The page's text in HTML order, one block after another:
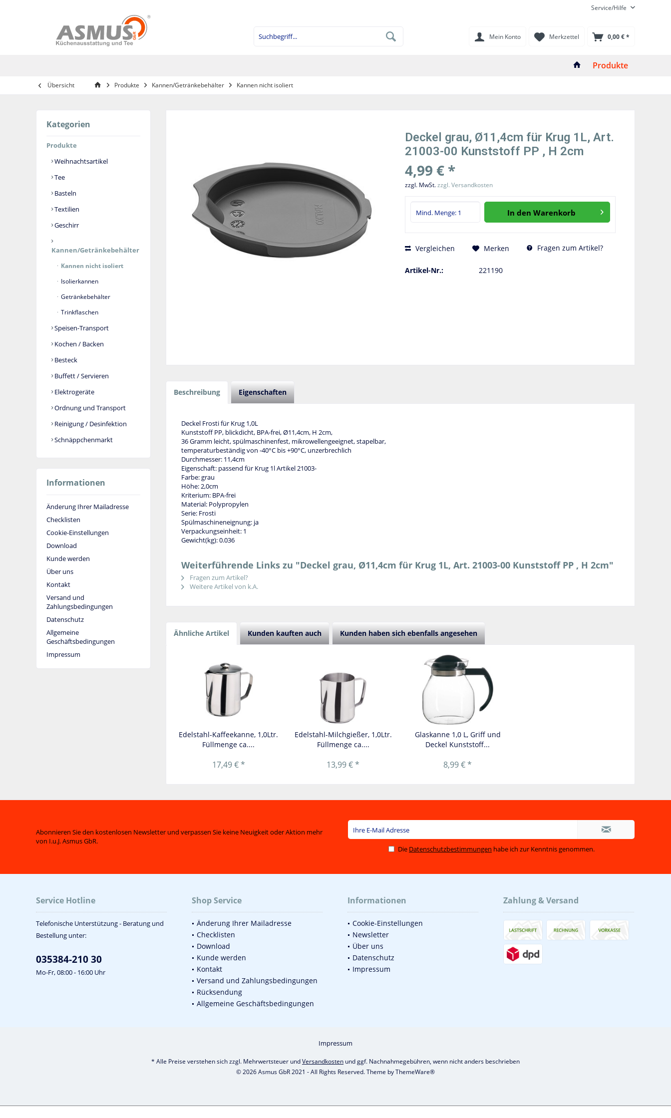
Service/Hilfe
0,00 € *
Merkzettel
Mein Konto
Produkte
Übersicht Produkte Kannen/Getränkebehälter Kannen nicht isoliert
Kategorien
Produkte
Weihnachtsartikel
Tee
Basteln
Textilien
Geschirr
Kannen/Getränkebehälter
Kannen nicht isoliert
Isolierkannen
Getränkebehälter
Trinkflaschen
Speisen-Transport
Kochen / Backen
Besteck
Buffett / Servieren
Elektrogeräte
Ordnung und Transport
Reinigung / Desinfektion
Schnäppchenmarkt
Informationen
Änderung Ihrer Mailadresse
Checklisten
Cookie-Einstellungen
Download
Kunde werden
Über uns
Kontakt
Versand und
Zahlungsbedingungen
Datenschutz
Allgemeine
Geschäftsbedingungen
Impressum
Deckel grau, Ø11,4cm für Krug 1L, Art.
21003-00 Kunststoff PP , H 2cm
4,99 € *
zzgl. MwSt.zzgl. Versandkosten
In den Warenkorb
Vergleichen Merken Fragen zum Artikel?
Artikel-Nr.: 221190
Beschreibung Eigenschaften
Deckel Frosti für Krug 1,0L
Kunststoff PP, blickdicht, BPA-frei, Ø11,4cm, H 2cm,
36 Gramm leicht, spülmaschinenfest, mikrowellengeeignet, stapelbar,
temperaturbeständig von -40°C bis +90°C, unzerbrechlich
Durchmesser: 11,4cm
Eigenschaft: passend für Krug 1l Artikel 21003-
Farbe: grau
Höhe: 2,0cm
Kriterium: BPA-frei
Material: Polypropylen
Serie: Frosti
Spülmaschineneignung: ja
Verpackungseinheit: 1
Gewicht(kg): 0.036
Weiterführende Links zu "Deckel grau, Ø11,4cm für Krug 1L, Art. 21003-00 Kunststoff PP , H 2cm"
Fragen zum Artikel?
Weitere Artikel von k.A.
Ähnliche Artikel Kunden kauften auch Kunden haben sich ebenfalls angesehen
Edelstahl-Kaffeekanne, 1,0Ltr.
Füllmenge ca....
17,49 € *
Edelstahl-Milchgießer, 1,0Ltr.
Füllmenge ca....
13,99 € *
Glaskanne 1,0 L, Griff und
Deckel Kunststoff...
8,99 € *
Abonnieren Sie den kostenlosen Newsletter und verpassen Sie keine Neuigkeit oder Aktion mehr
von I.u.J. Asmus GbR.
Die Datenschutzbestimmungen habe ich zur Kenntnis genommen.
Service Hotline
Telefonische Unterstützung - Beratung und
Bestellung unter:
035384-210 30
Mo-Fr, 08:00 - 16:00 Uhr
Shop Service
Änderung Ihrer Mailadresse
Checklisten
Download
Kunde werden
Kontakt
Versand und Zahlungsbedingungen
Rücksendung
Allgemeine Geschäftsbedingungen
Informationen
Cookie-Einstellungen
Newsletter
Über uns
Datenschutz
Impressum
Zahlung & Versand
Impressum
* Alle Preise verstehen sich zzgl. Mehrwertsteuer undVersandkosten und ggf. Nachnahmegebühren, wenn nicht anders beschrieben
© 2026 Asmus GbR 2021 - All Rights Reserved. Theme byThemeWare®